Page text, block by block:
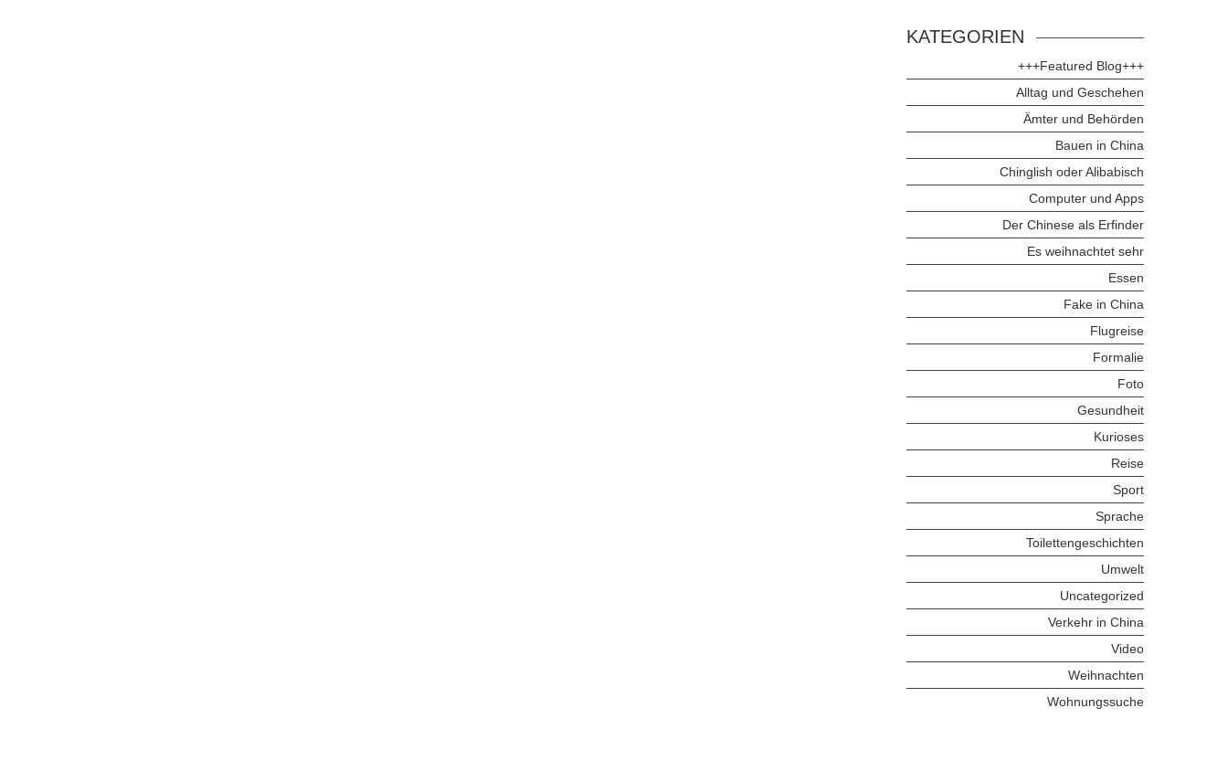
KATEGORIEN
+++Featured Blog+++
Alltag und Geschehen
Ämter und Behörden
Bauen in China
Chinglish oder Alibabisch
Computer und Apps
Der Chinese als Erfinder
Es weihnachtet sehr
Essen
Fake in China
Flugreise
Formalie
Foto
Gesundheit
Kurioses
Reise
Sport
Sprache
Toilettengeschichten
Umwelt
Uncategorized
Verkehr in China
Video
Weihnachten
Wohnungssuche